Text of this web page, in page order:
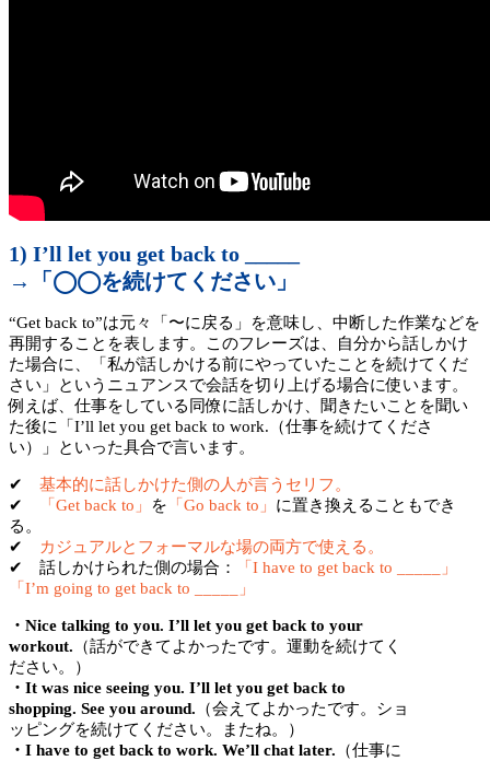
1) I’ll let you get back to _____
→「◯◯を続けてください」
“Get back to”は元々「〜に戻る」を意味し、中断した作業などを
再開することを表します。このフレーズは、自分から話しかけ
た場合に、「私が話しかける前にやっていたことを続けてくだ
さい」というニュアンスで会話を切り上げる場合に使います。
例えば、仕事をしている同僚に話しかけ、聞きたいことを聞い
た後に「I’ll let you get back to work.（仕事を続けてくださ
い）」といった具合で言います。
✔ 基本的に話しかけた側の人が言うセリフ。
✔
「Get back to」 を 「Go back to」 に置き換えることもでき
る。
✔
カジュアルとフォーマルな場の両方で使える。
✔ 話しかけられた側の場合：
「I have to get back to _____」
「I’m going to get back to _____」
・Nice talking to you. I’ll let you get back to your
workout. （話ができてよかったです。運動を続けてく
ださい。）
・It was nice seeing you. I’ll let you get back to
shopping. See you around. （会えてよかったです。ショ
ッピングを続けてください。またね。）
・I have to get back to work. We’ll chat later. （仕事に